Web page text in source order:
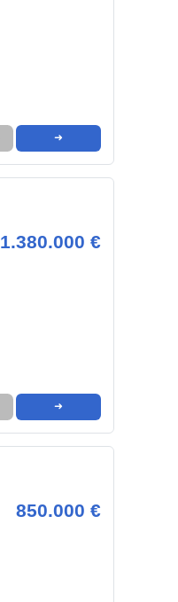
➜
1.380.000 €
➜
850.000 €